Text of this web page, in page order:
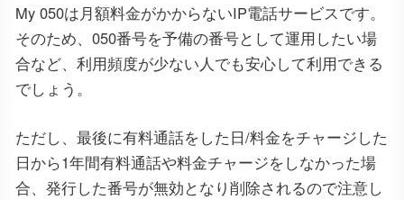
My 050は月額料金がかからないIP電話サービスです。
そのため、050番号を予備の番号として運用したい場
合など、利用頻度が少ない人でも安心して利用できる
でしょう。
ただし、最後に有料通話をした日/料金をチャージした
日から1年間有料通話や料金チャージをしなかった場
合、発行した番号が無効となり削除されるので注意し